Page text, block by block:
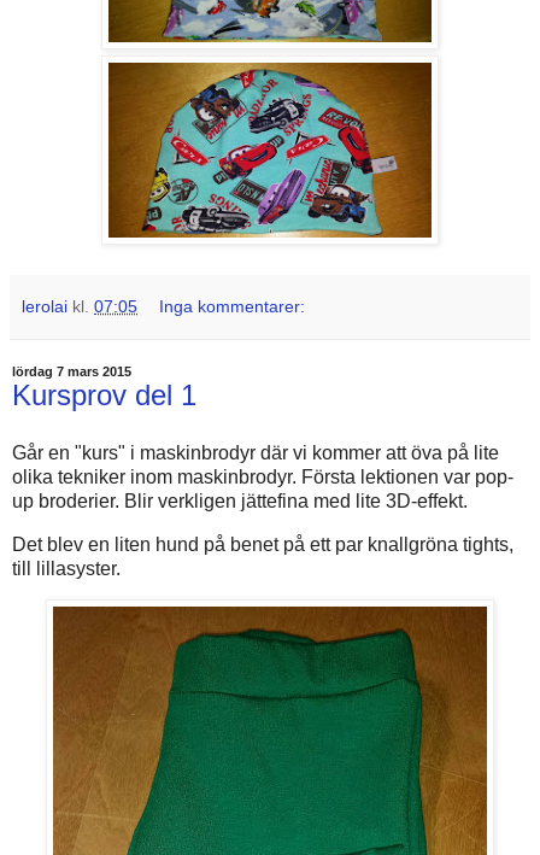
lerolai kl. 07:05 Inga kommentarer:
lördag 7 mars 2015
Kursprov del 1
Går en "kurs" i maskinbrodyr där vi kommer att öva på lite
olika tekniker inom maskinbrodyr. Första lektionen var pop-
up broderier. Blir verkligen jättefina med lite 3D-effekt.
Det blev en liten hund på benet på ett par knallgröna tights,
till lillasyster.